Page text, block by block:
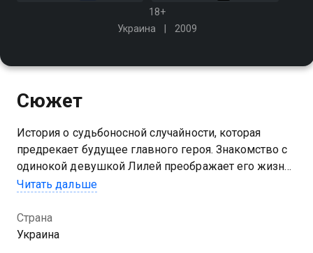
18+
Украина
2009
Сюжет
История о судьбоносной случайности, которая
предрекает будущее главного героя. Знакомство с
одинокой девушкой Лилей преображает его жизнь.
Она так не похожа на женщин, которых Андрей знал
верит в чудеса
Читать дальше
Страна
Украина